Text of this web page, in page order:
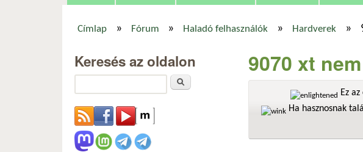
Címlap » Fórum » Haladó felhasználók » Hardverek »
9070 xt
Ez
Ha hasznosnak
Keresés az oldalon